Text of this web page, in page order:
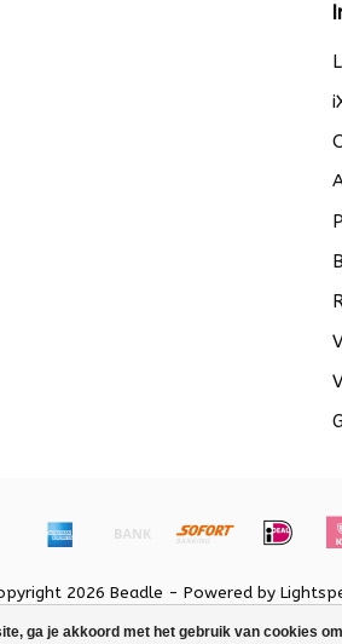
ga je akkoord met het gebruik van cookies
2026 Beadle - Powered by